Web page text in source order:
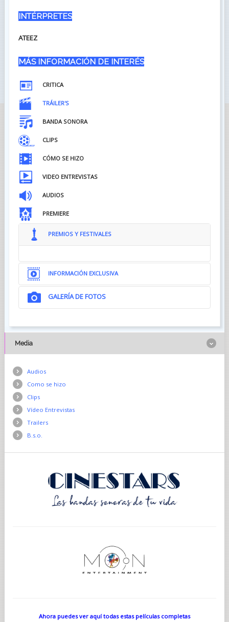
INTÉRPRETES
ATEEZ
MÁS INFORMACIÓN DE INTERÉS
CRITICA
TRÁILER'S
BANDA SONORA
CLIPS
CÓMO SE HIZO
VIDEO ENTREVISTAS
AUDIOS
PREMIERE
PREMIOS Y FESTIVALES
INFORMACIÓN EXCLUSIVA
GALERÍA DE FOTOS
Media
Audios
Como se hizo
Clips
Vídeo Entrevistas
Trailers
B.s.o.
Ahora puedes ver aquí todas estas películas completas